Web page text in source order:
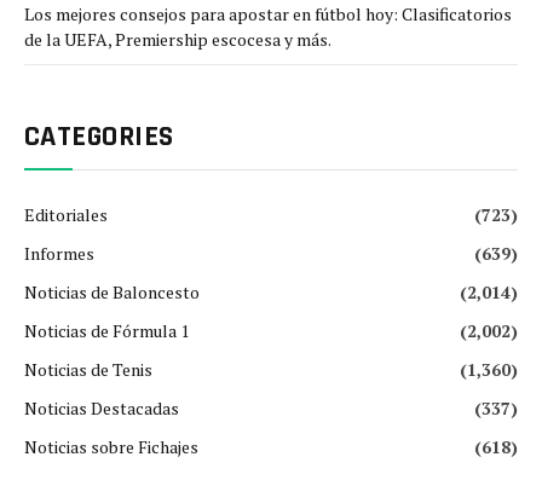
Los mejores consejos para apostar en fútbol hoy: Clasificatorios
de la UEFA, Premiership escocesa y más.
CATEGORIES
Editoriales
(723)
Informes
(639)
Noticias de Baloncesto
(2,014)
Noticias de Fórmula 1
(2,002)
Noticias de Tenis
(1,360)
Noticias Destacadas
(337)
Noticias sobre Fichajes
(618)